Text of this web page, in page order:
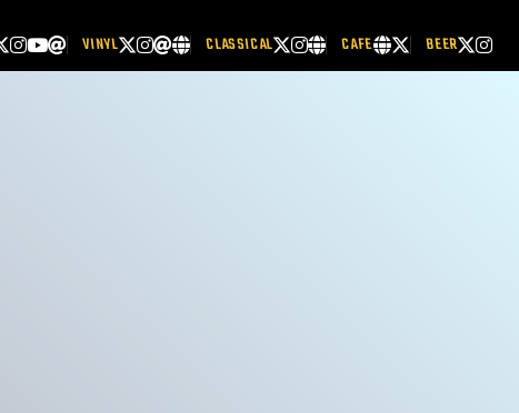
VINYL CLASSICAL CAFE BEER